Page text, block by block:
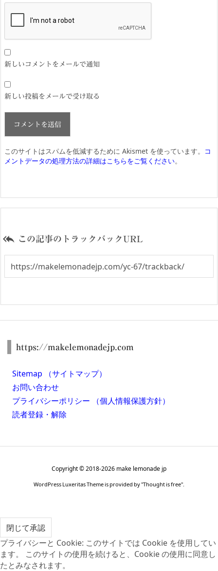
新しいコメントをメールで通知
新しい投稿をメールで受け取る
このサイトはスパムを低減するために Akismet を使っています。 コ
メントデータの処理方法の詳細はこちらをご覧ください。
 この記事のトラックバックURL
https://makelemonadejp.com
Sitemap （サイトマップ）
お問い合わせ
プライバシーポリシー （個人情報保護方針）
読者登録・解除
Copyright ©2018-2026 make lemonade jp
WordPress Luxeritas Theme is provided by "Thought is free".
プライバシーと Cookie: このサイトでは Cookie を使用してい
ます。 このサイトの使用を続けると、Cookie の使用に同意し
たとみなされます。